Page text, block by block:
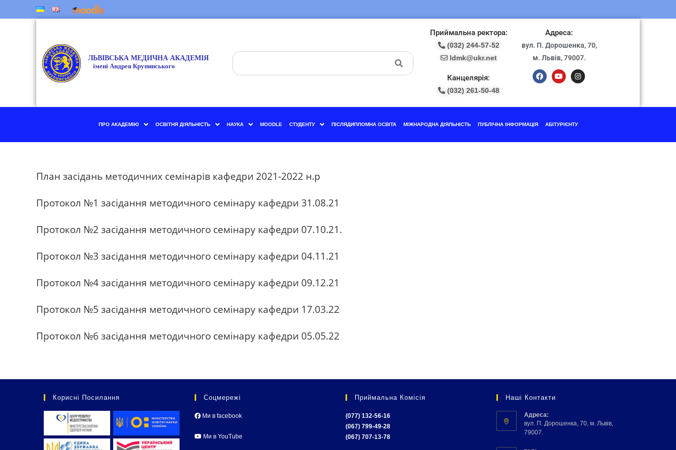
Приймальна ректора:
(032) 244-57-52
ldmk@ukr.net
Канцелярія:
(032) 261-50-48
Адреса:
вул. П. Дорошенка, 70,
м. Львів, 79007.
ПРО АКАДЕМІЮ ОСВІТНЯ ДІЯЛЬНІСТЬ НАУКА MOODLE СТУДЕНТУ ПІСЛЯДИПЛОМНА ОСВІТА МІЖНАРОДНА ДІЯЛЬНІСТЬ ПУБЛІЧНА ІНФОРМАЦІЯ АБІТУРІЄНТУ
План засідань методичних семінарів кафедри 2021-2022 н.р
Протокол №1 засідання методичного семінару кафедри 31.08.21
Протокол №2 засідання методичного семінару кафедри 07.10.21.
Протокол №3 засідання методичного семінару кафедри 04.11.21
Протокол №4 засідання методичного семінару кафедри 09.12.21
Протокол №5 засідання методичного семінару кафедри 17.03.22
Протокол №6 засідання методичного семінару кафедри 05.05.22
Корисні Посилання Соцмережі
Ми в facebook
Ми в YouTube
Приймальна Комісія
(077) 132-56-16
(067) 799-49-28
(067) 707-13-78
Наші Контакти
Адреса:
вул. П. Дорошенка, 70, м. Львів,
79007.